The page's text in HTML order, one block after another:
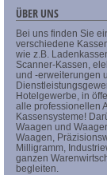
ÜBER UNS
Bei uns finden Sie
verschiedene
wie z.B.
Scanner-Kassen,
und -erweiterungen
Hotelgewerbe, in
alle professionellen
Kassensysteme!
Waagen und
Waagen,
Milligramm,
ganzen
begleiten.